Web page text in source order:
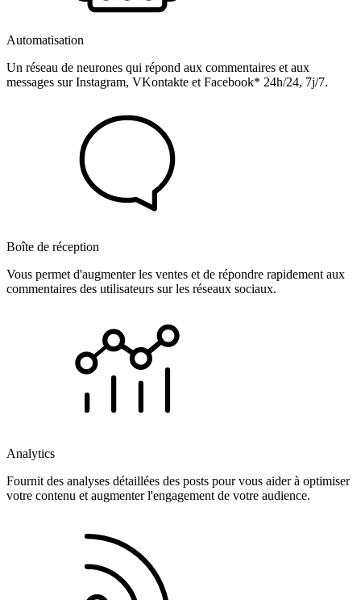
Automatisation
Un réseau de neurones qui répond aux commentaires et aux
messages sur Instagram, VKontakte et Facebook* 24h/24, 7j/7.
Boîte de réception
Vous permet d'augmenter les ventes et de répondre rapidement aux
commentaires des utilisateurs sur les réseaux sociaux.
Analytics
Fournit des analyses détaillées des posts pour vous aider à optimiser
votre contenu et augmenter l'engagement de votre audience.